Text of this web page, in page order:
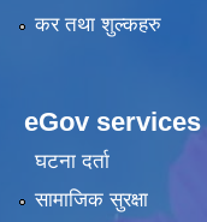
कर तथा शुल्कहरु
eGov services
घटना दर्ता
सामाजिक सुरक्षा